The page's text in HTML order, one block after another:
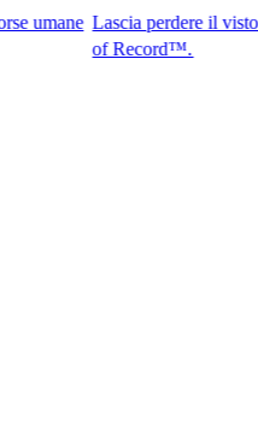
Lascia perdere il visto H-1B.
of Record™.​​